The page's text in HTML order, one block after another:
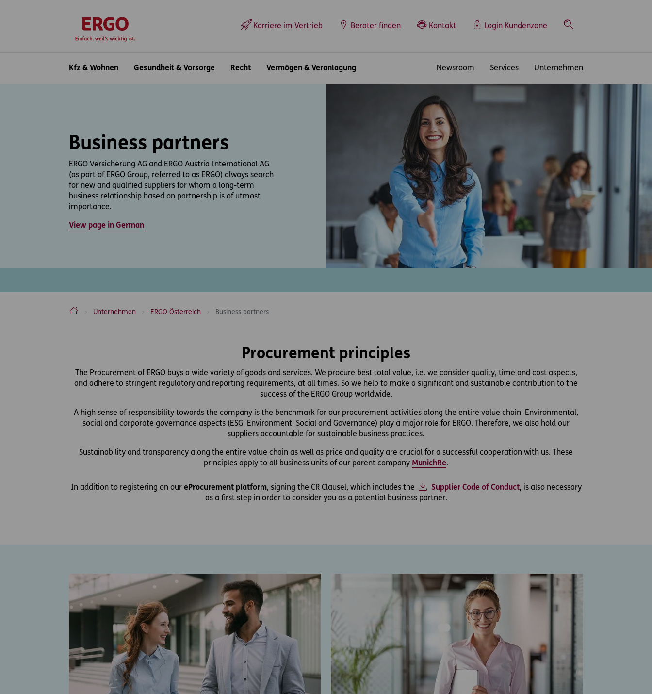
Karriere im Vertrieb Berater finden Kontakt Login Kundenzone
Suche
Kfz & Wohnen
Gesundheit & Vorsorge Recht Vermögen & Veranlagung Newsroom Services Unternehmen
Business partners
ERGO Versicherung AG and ERGO Austria International AG
(as part of ERGO Group, referred to as ERGO) always search
for new and qualified suppliers for whom a long-term
business relationship based on partnership is of utmost
importance.
View page in German
ERGO Versicherung Aktiengesellschaft
Unternehmen ERGO Österreich Business partners
Procurement principles
The Procurement of ERGO buys a wide variety of goods and services. We procure best total value, i.e. we consider quality, time and cost aspects,
and adhere to stringent regulatory and reporting requirements, at all times. So we help to make a significant and sustainable contribution to the
success of the ERGO Group worldwide.
A high sense of responsibility towards the company is the benchmark for our procurement activities along the entire value chain. Environmental,
social and corporate governance aspects (ESG: Environment, Social and Governance) play a major role for ERGO. Therefore, we also hold our
suppliers accountable for sustainable business practices.
Sustainability and transparency along the entire value chain as well as price and quality are crucial for a successful cooperation with us. These
principles apply to all business units of our parent company MunichRe.
In addition to registering on our eProcurement platform, signing the CR Clausel, which includes the Supplier Code of Conduct, is also necessary
as a first step in order to consider you as a potential business partner.